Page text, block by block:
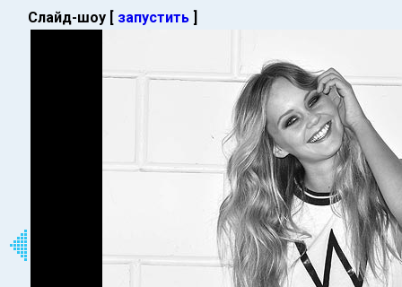
Слайд-шоу [ запустить ]